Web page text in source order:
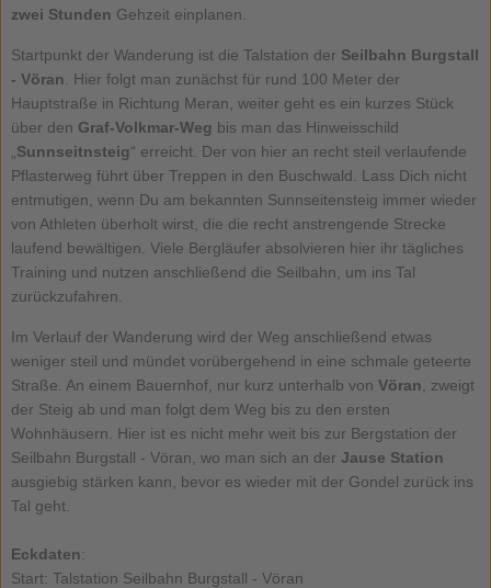
zwei Stunden Gehzeit einplanen.
Startpunkt der Wanderung ist die Talstation der Seilbahn Burgstall
- Vöran . Hier folgt man zunächst für rund 100 Meter der
Hauptstraße in Richtung Meran, weiter geht es ein kurzes Stück
über den Graf-Volkmar-Weg bis man das Hinweisschild
Sunnseitnsteig“ erreicht. Der von hier an recht steil verlaufende
Pflasterweg führt über Treppen in den Buschwald. Lass Dich nicht
entmutigen, wenn Du am bekannten Sunnseitensteig immer wieder
von Athleten überholt wirst, die die recht anstrengende Strecke
laufend bewältigen. Viele Bergläufer absolvieren hier ihr tägliches
Training und nutzen anschließend die Seilbahn, um ins Tal
zurückzufahren.
Im Verlauf der Wanderung wird der Weg anschließend etwas
weniger steil und mündet vorübergehend in eine schmale geteerte
Straße. An einem Bauernhof, nur kurz unterhalb von Vöran , zweigt
der Steig ab und man folgt dem Weg bis zu den ersten
Wohnhäusern. Hier ist es nicht mehr weit bis zur Bergstation der
Seilbahn Burgstall - Vöran, wo man sich an der Jause Station
ausgiebig stärken kann, bevor es wieder mit der Gondel zurück ins
Tal geht.
Eckdaten:
Start: Talstation Seilbahn Burgstall - Vöran